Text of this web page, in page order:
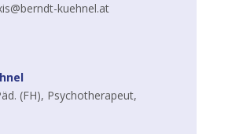
kuehnel.at
(FH), Psychotherapeut,